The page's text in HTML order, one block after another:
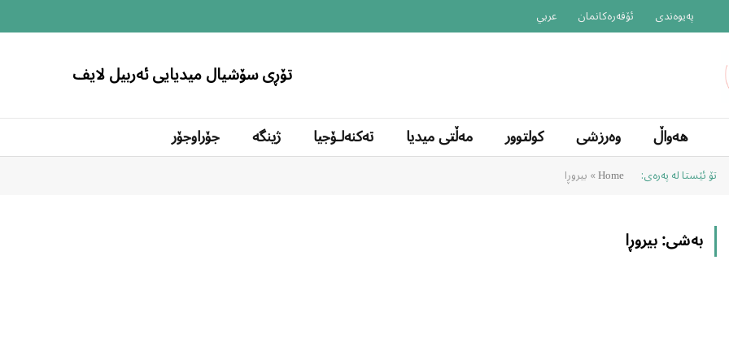
پەیوەندی ئۆفەرەکانمان عربي
تۆڕی سۆشیال میدیایی ئەربیل لایف
هەواڵ وەرزشی کولتوور مەڵتی میدیا تەکنەلۆجیا ژینگە جۆراوجۆر
تۆ ئێستا لە پەرەی: Home
»بیروڕا
بەشی:بیروڕا